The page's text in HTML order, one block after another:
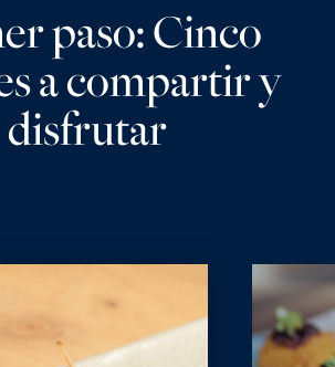
paso: Cinco
a compartir y
disfrutar